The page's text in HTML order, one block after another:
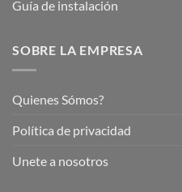
Guía de instalación
SOBRE LA EMPRESA
Quienes Sómos?
Política de privacidad
Unete a nosotros